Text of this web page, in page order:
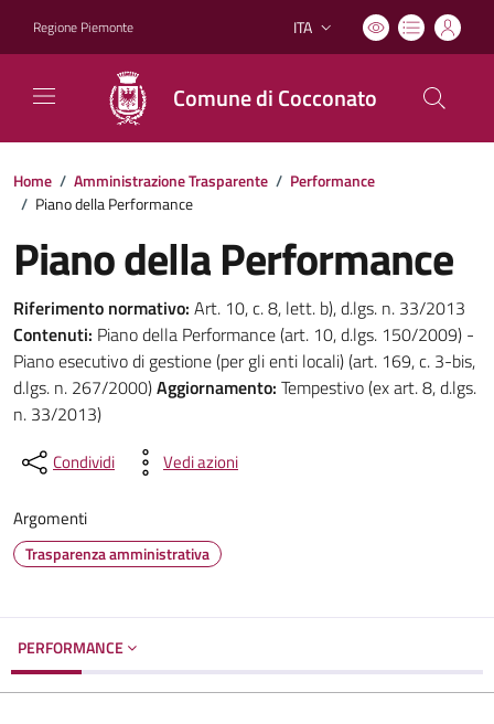
Regione Piemonte Lingua attiva:
ITA
Comune di Cocconato
Home / Amministrazione Trasparente / Performance
/ Piano della Performance
Piano della Performance
Riferimento normativo: Art. 10, c. 8, lett. b), d.lgs. n. 33/2013
Contenuti: Piano della Performance (art. 10, d.lgs. 150/2009) -
Piano esecutivo di gestione (per gli enti locali) (art. 169, c. 3-bis,
d.lgs. n. 267/2000)Aggiornamento: Tempestivo (ex art. 8, d.lgs.
n. 33/2013)
Condividi Vedi azioni
Argomenti
Trasparenza amministrativa
PERFORMANCE